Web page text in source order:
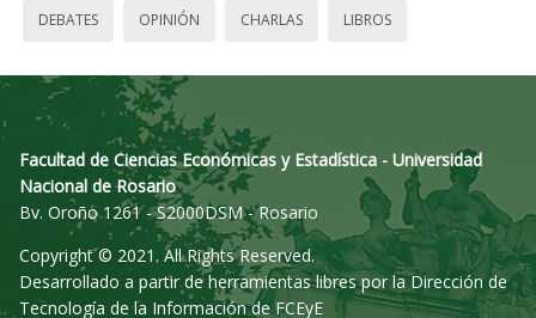
DEBATES OPINIÓN CHARLAS LIBROS
Facultad de Ciencias Económicas y Estadística - Universidad
Nacional de Rosario
Bv. Oroño 1261 - S2000DSM - Rosario
Copyright © 2021. All Rights Reserved.
Desarrollado a partir de herramientas libres por la Dirección de
Tecnología de la Información de FCEyE